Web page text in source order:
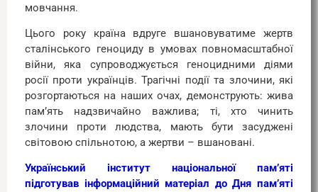
мовчання.
Цього року країна вдруге вшановуватиме жертв
сталінського геноциду в умовах повномасштабної
війни, яка супроводжується геноцидними діями
росії проти українців. Трагічні події та злочини, які
розгортаються на наших очах, демонструють: жива
пам’ять надзвичайно важлива; ті, хто чинить
злочини проти людства, мають бути засуджені
світовою спільнотою, а жертви – вшановані.
Український інститут національної пам’яті
підготував інформаційний матеріал до Дня пам’яті